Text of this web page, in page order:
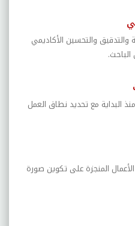
والتحسين الأكاديمي
البداية مع تحديد نطاق العمل
المنجزة على تكوين صورة